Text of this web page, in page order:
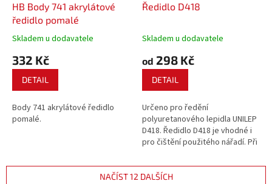
HB Body 741 akrylátové
ředidlo pomalé
Skladem u dodavatele
332 Kč
DETAIL
Body 741 akrylátové ředidlo
pomalé.
Ředidlo D418
Skladem u dodavatele
od 298 Kč
DETAIL
Určeno pro ředění
polyuretanového lepidla UNILEP
D418. Ředidlo D418 je vhodné i
pro čištění použitého nářadí. Při
doporučujeme konzultovat
kompatibilitu s výrobcem.
NAČÍST 12 DALŠÍCH